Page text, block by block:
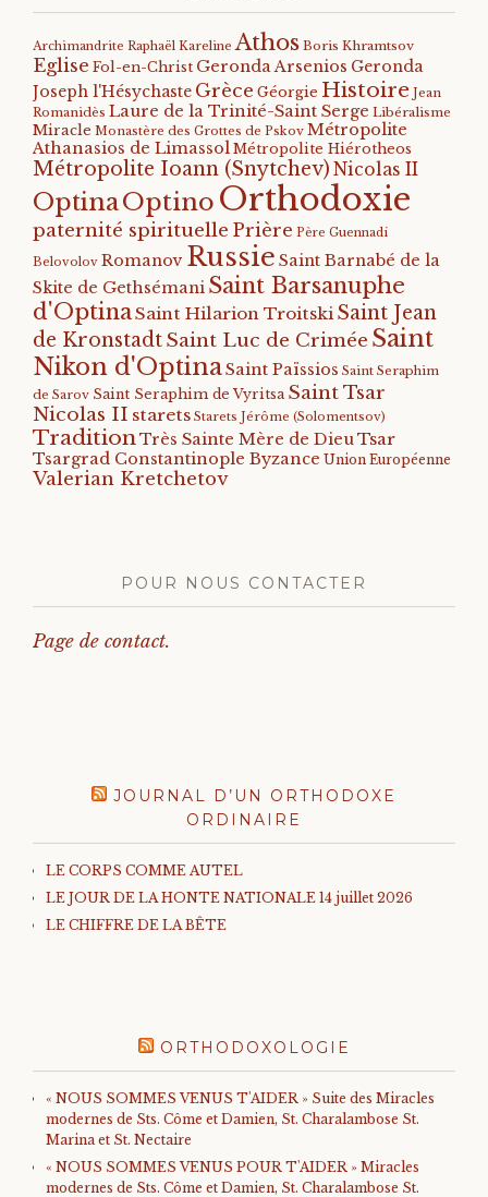
Archimandrite Raphaël Kareline Athos Boris Khramtsov
Eglise Fol-en-Christ Geronda Arsenios Geronda
Joseph l'Hésychaste Grèce Géorgie Histoire Jean
Romanidès Laure de la Trinité-Saint Serge Libéralisme
Miracle Monastère des Grottes de Pskov Métropolite
Athanasios de Limassol Métropolite Hiérotheos
Métropolite Ioann (Snytchev) Nicolas II
OptinaOptino Orthodoxie
paternité spirituelle Prière Père Guennadi
Belovolov Romanov Russie Saint Barnabé de la
Skite de Gethsémani Saint Barsanuphe
d'Optina Saint Hilarion Troitski Saint Jean
de KronstadtSaint Luc de Crimée Saint
Nikon d'OptinaSaint Païssios Saint Seraphim
de Sarov Saint Seraphim de Vyritsa Saint Tsar
Nicolas II starets Starets Jérôme (Solomentsov)
TraditionTrès Sainte Mère de DieuTsar
Tsargrad Constantinople Byzance Union Européenne
Valerian Kretchetov
POUR NOUS CONTACTER
Page de contact.
JOURNAL D’UN ORTHODOXE
ORDINAIRE
LE CORPS COMME AUTEL
LE JOUR DE LA HONTE NATIONALE 14 juillet 2026
LE CHIFFRE DE LA BÊTE
ORTHODOXOLOGIE
« NOUS SOMMES VENUS T'AIDER » Suite des Miracles
modernes de Sts. Côme et Damien, St. Charalambose St.
Marina et St. Nectaire
« NOUS SOMMES VENUS POUR T'AIDER » Miracles
modernes de Sts. Côme et Damien, St. Charalambose St.